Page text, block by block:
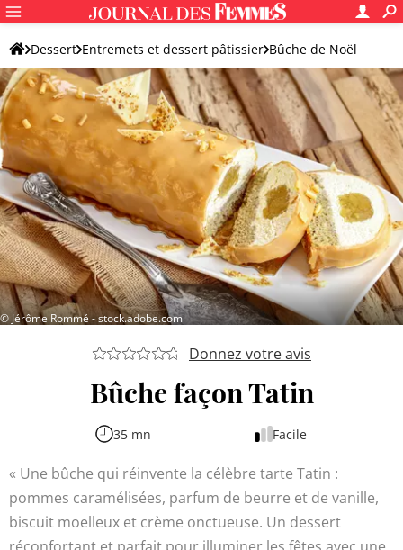
Dessert Entremets et dessert pâtissier Bûche de Noël
Bûche de Noël originale
© Jérôme Rommé - stock.adobe.com
Donnez votre avis
Bûche façon Tatin
35 mn Facile
Une bûche qui réinvente la célèbre tarte Tatin :
pommes caramélisées, parfum de beurre et de vanille,
biscuit moelleux et crème onctueuse. Un dessert
réconfortant et parfait pour illuminer les fêtes avec une